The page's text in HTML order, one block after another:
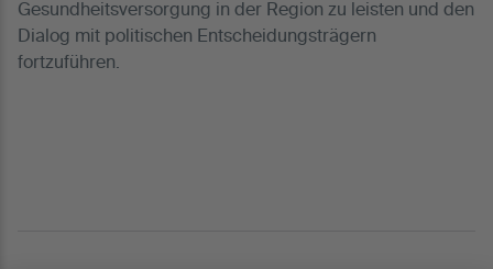
Gesundheitsversorgung in der Region zu leisten und den
Dialog mit politischen Entscheidungsträgern
fortzuführen.